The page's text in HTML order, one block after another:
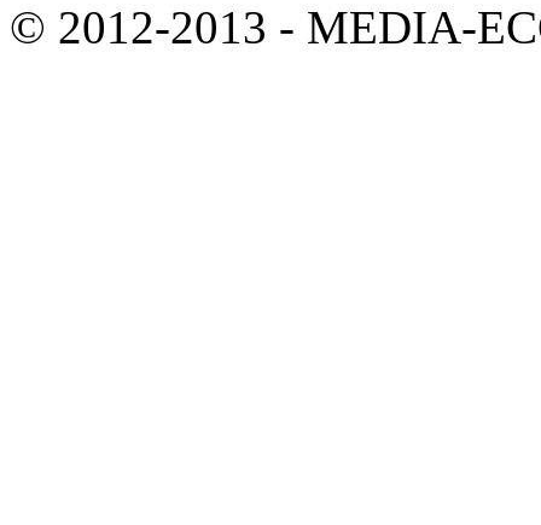
© 2012-2013 - MEDIA-